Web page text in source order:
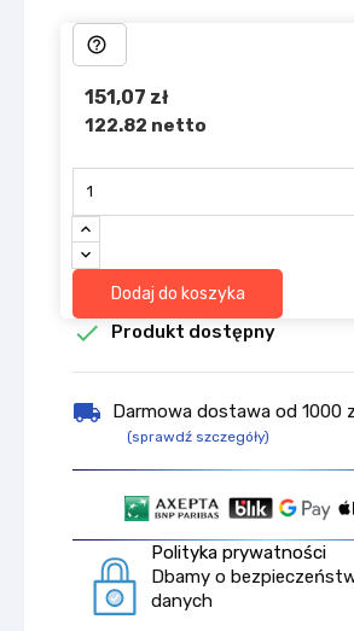
help_outline
151,07 zł
122.82 netto
Dodaj do koszyka
 Produkt dostępny
local_shipping Darmowa dostawa od 1000
(sprawdź szczegóły)
Polityka prywatności
Dbamy o
danych